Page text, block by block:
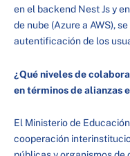
en el backend Nest Js y
de nube (Azure a AWS),
autentificación de los
¿Qué niveles de
en términos de alianzas
El Ministerio de
cooperación